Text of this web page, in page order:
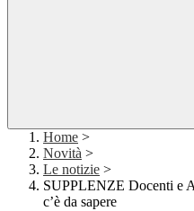
Home >
Novità >
Le notizie >
SUPPLENZE Docenti e
c’è da sapere